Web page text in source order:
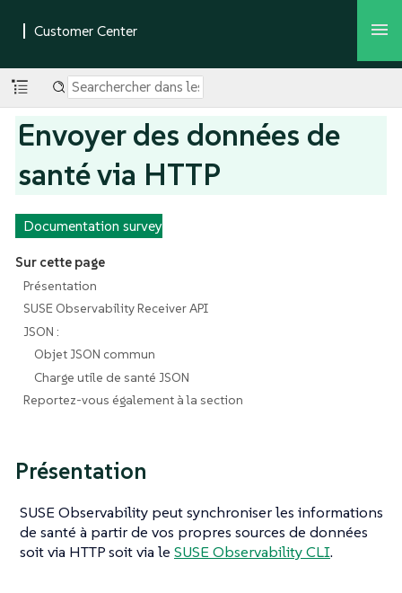
Envoyer des données de
santé via HTTP
Documentation survey
Sur cette page
Présentation
SUSE Observability Receiver API
JSON :
Objet JSON commun
Charge utile de santé JSON
Reportez-vous également à la section
Présentation
SUSE Observability peut synchroniser les informations
de santé à partir de vos propres sources de données
soit via HTTP soit via le SUSE Observability CLI.